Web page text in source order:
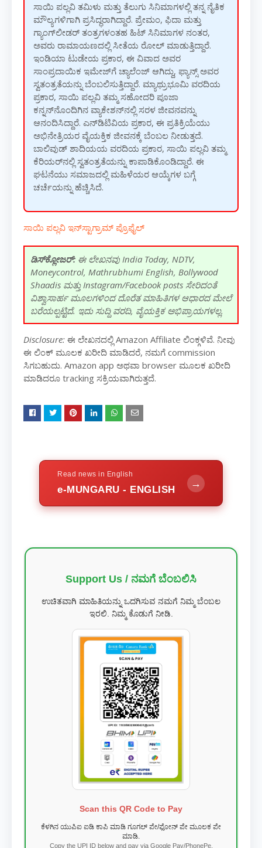
ಸಾಯಿ ಪಲ್ಲವಿ ತಮಿಳು ಮತ್ತು ತೆಲುಗು ಸಿನಿಮಾಗಳಲ್ಲಿ ತನ್ನ ನೈತಿಕ
ಮೌಲ್ಯಗಳಿಗಾಗಿ ಪ್ರಸಿದ್ಧರಾಗಿದ್ದಾರೆ. ಪ್ರೇಮಂ, ಫಿದಾ ಮತ್ತು
ಗ್ಯಾಂಗ್‌ಲೀಡರ್ ತಂತ್ರಗಳಂತಹ ಹಿಟ್ ಸಿನಿಮಾಗಳ ನಂತರ,
ಅವರು ರಾಮಾಯಣದಲ್ಲಿ ಸೀತೆಯ ರೋಲ್ ಮಾಡುತ್ತಿದ್ದಾರೆ.
ಇಂಡಿಯಾ ಟುಡೇಯ ಪ್ರಕಾರ, ಈ ವಿವಾದ ಅವರ
ಸಾಂಪ್ರದಾಯಿಕ ಇಮೇಜ್‌ಗೆ ಚ್ಯಾಲೆಂಜ್ ಆಗಿದ್ದು, ಫ್ಯಾನ್ಸ್ ಅವರ
ಸ್ವತಂತ್ರತೆಯನ್ನು ಬೆಂಬಲಿಸುತ್ತಿದ್ದಾರೆ. ಮ್ಯಾಥ್ರುಭೂಮಿ ವರದಿಯ
ಪ್ರಕಾರ, ಸಾಯಿ ಪಲ್ಲವಿ ತಮ್ಮ ಸಹೋದರಿ ಪೂಜಾ
ಕನ್ನನ್‌ನೊಂದಿಗಿನ ವ್ಯಾಕೇಶನ್‌ನಲ್ಲಿ ಸರಳ ಜೀವನವನ್ನು
ಆನಂದಿಸಿದ್ದಾರೆ. ಎನ್‌ಡಿಟಿವಿಯ ಪ್ರಕಾರ, ಈ ಪ್ರತಿಕ್ರಿಯೆಯು
ಅಭಿನೇತ್ರಿಯರ ವೈಯಕ್ತಿಕ ಜೀವನಕ್ಕೆ ಬೆಂಬಲ ನೀಡುತ್ತದೆ.
ಬಾಲಿವುಡ್ ಶಾದಿಯಯ ವರದಿಯ ಪ್ರಕಾರ, ಸಾಯಿ ಪಲ್ಲವಿ ತಮ್ಮ
ಕೆರಿಯರ್‌ನಲ್ಲಿ ಸ್ವತಂತ್ರತೆಯನ್ನು ಕಾಪಾಡಿಕೊಂಡಿದ್ದಾರೆ. ಈ
ಘಟನೆಯು ಸಮಾಜದಲ್ಲಿ ಮಹಿಳೆಯರ ಆಯ್ಕೆಗಳ ಬಗ್ಗೆ
ಚರ್ಚೆಯನ್ನು ಹೆಚ್ಚಿಸಿದೆ.
ಸಾಯಿ ಪಲ್ಲವಿ ಇನ್‌ಸ್ಟಾಗ್ರಾಮ್ ಪ್ರೊಫೈಲ್
ಡಿಸ್‌ಕ್ಲೋಜರ್: ಈ ಲೇಖನವು India Today, NDTV,
Moneycontrol, Mathrubhumi English, Bollywood
Shaadis ಮತ್ತು Instagram/Facebook posts ಸೇರಿದಂತೆ
ವಿಶ್ವಾಸಾರ್ಹ ಮೂಲಗಳಿಂದ ದೊರೆತ ಮಾಹಿತಿಗಳ ಆಧಾರದ ಮೇಲೆ
ಬರೆಯಲ್ಪಟ್ಟಿದೆ. ಇದು ಸುದ್ದಿ ವರದಿ, ವೈಯಕ್ತಿಕ ಅಭಿಪ್ರಾಯಗಳಲ್ಲ.
Disclosure: ಈ ಲೇಖನದಲ್ಲಿ Amazon Affiliate ಲಿಂಕ್ಗಳಿವೆ. ನೀವು
ಈ ಲಿಂಕ್ ಮೂಲಕ ಖರೀದಿ ಮಾಡಿದರೆ, ನಮಗೆ commission
ಸಿಗಬಹುದು. Amazon app ಅಥವಾ browser ಮೂಲಕ ಖರೀದಿ
ಮಾಡಿದರೂ tracking ಸಕ್ರಿಯವಾಗಿರುತ್ತದೆ.
Read news in English
e-MUNGARU - ENGLISH
→
Support Us / ನಮಗೆ ಬೆಂಬಲಿಸಿ
ಉಚಿತವಾಗಿ ಮಾಹಿತಿಯನ್ನು ಒದಗಿಸುವ ನಮಗೆ ನಿಮ್ಮ ಬೆಂಬಲ
ಇರಲಿ. ನಿಮ್ಮ ಕೊಡುಗೆ ನೀಡಿ.
Scan this QR Code to Pay
ಕೆಳಗಿನ ಯುಪಿಐ ಐಡಿ ಕಾಪಿ ಮಾಡಿ ಗೂಗಲ್ ಪೇ/ಫೋನ್ ಪೇ ಮೂಲಕ ಪೇ
ಮಾಡಿ.
Copy the UPI ID below and pay via Google Pay/PhonePe.